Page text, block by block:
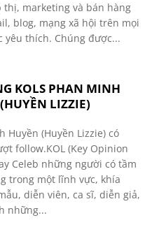
marketing và bán hàng
blog, mạng xã hội trên mọi
thích. Chúng được...
KOLS PHAN MINH
LIZZIE)
Huyền (Huyền Lizzie) có
follow.KOL (Key Opinion
Celeb những người có tầm
trong một lĩnh vực, khía
diễn viên, ca sĩ, diễn giả,
những...